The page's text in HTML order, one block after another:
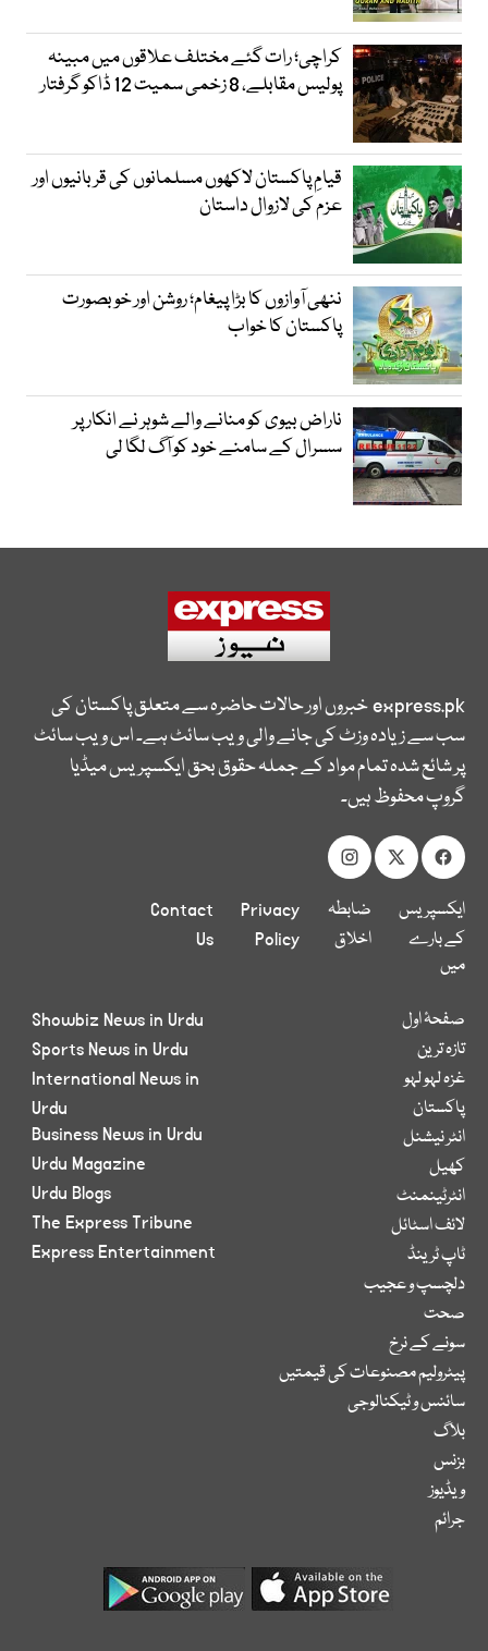
کراچی؛ رات گئے مختلف علاقوں میں مبینہ
پولیس مقابلے، 8 زخمی سمیت 12 ڈاکو گرفتار
قیامِ پاکستان لاکھوں مسلمانوں کی قربانیوں اور
عزم کی لازوال داستان
ننھی آوازوں کا بڑا پیغام؛ روشن اور خوبصورت
پاکستان کا خواب
ناراض بیوی کو منانے والے شوہر نے انکار پر
سسرال کے سامنے خود کو آگ لگا لی
express.pkخبروں اور حالات حاضرہ سے متعلق پاکستان کی
سب سے زیادہ وزٹ کی جانے والی ویب سائٹ ہے۔ اس ویب سائٹ
پر شائع شدہ تمام مواد کے جملہ حقوق بحق ایکسپریس میڈیا
گروپ محفوظ ہیں۔
ایکسپریس
کے بارے
میں
ضابطہ
اخلاق
Privacy
Policy
Contact
Us
صفحۂ اول
تازہ ترین
غزہ لہو لہو
پاکستان
انٹر نیشنل
کھیل
انٹرٹینمنٹ
لائف اسٹائل
ٹاپ ٹرینڈ
دلچسپ و عجیب
صحت
سونے کے نرخ
پیٹرولیم مصنوعات کی قیمتیں
سائنس و ٹیکنالوجی
بلاگ
بزنس
ویڈیوز
جرائم
Showbiz News in Urdu
Sports News in Urdu
International News in
Urdu
Business News in Urdu
Urdu Magazine
Urdu Blogs
The Express Tribune
Express Entertainment